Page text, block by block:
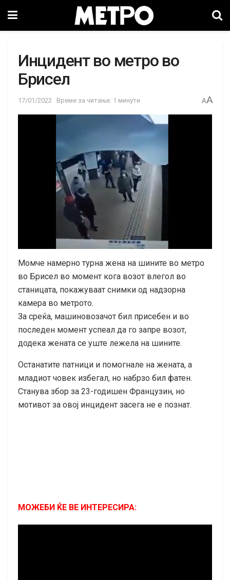
Инцидент во метро во
Брисел
17/01/2022 Време за читање: 1 минути AA
Момче намерно турна жена на шините во метро
во Брисел во момент кога возот влегол во
станицата, покажуваат снимки од надзорна
камера во метрото.
За среќа, машиновозачот бил присебен и во
последен момент успеал да го запре возот,
додека жената се уште лежела на шините.
Останатите патници и помогнале на жената, а
младиот човек избегал, но набрзо бил фатен.
Станува збор за 23-годишен Французин, но
мотивот за овој инцидент засега не е познат.
МОЖЕБИ ЌЕ ВЕ ИНТЕРЕСИРА: